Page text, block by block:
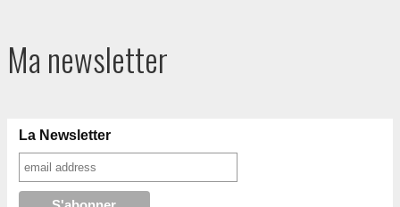
Ma newsletter
La Newsletter